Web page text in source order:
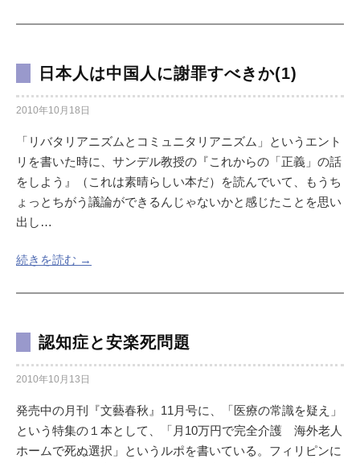
日本人は中国人に謝罪すべきか(1)
2010年10月18日
「リバタリアニズムとコミュニタリアニズム」というエント
リを書いた時に、サンデル教授の『これからの「正義」の話
をしよう』（これは素晴らしい本だ）を読んでいて、もうち
ょっとちがう議論ができるんじゃないかと感じたことを思い
出し…
続きを読む →
認知症と安楽死問題
2010年10月13日
発売中の月刊『文藝春秋』11月号に、「医療の常識を疑え」
という特集の１本として、「月10万円で完全介護 海外老人
ホームで死ぬ選択」というルポを書いている。フィリピンに